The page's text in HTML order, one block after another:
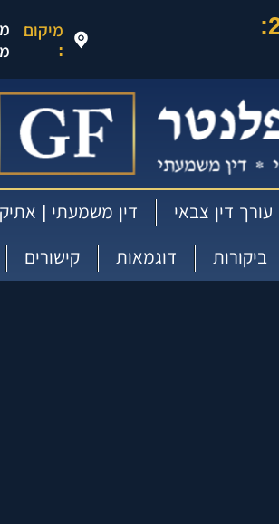
מיקום
:
עורך דין צבאי דין משמעתי |
ביקורות דוגמאות קישורים